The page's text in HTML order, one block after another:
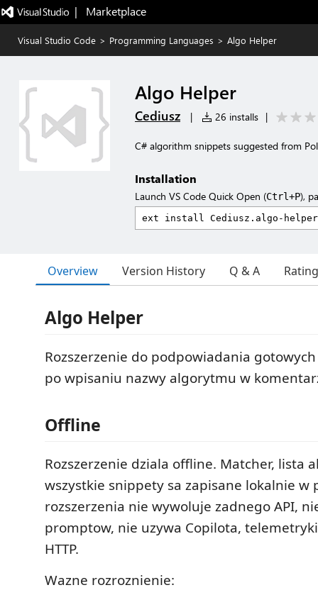
|   Marketplace
Visual Studio Code > Programming Languages > Algo Helper
Algo Helper
Cediusz | 26 installs |
C# algorithm snippets suggested from
Installation
Launch VS Code Quick Open (Ctrl+P),
Overview Version History Q & A
Algo Helper
Rozszerzenie do podpowiadania
po wpisaniu nazwy algorytmu w
Offline
Rozszerzenie dziala offline. Matcher, lista
wszystkie snippety sa zapisane lokalnie w
rozszerzenia nie wywoluje zadnego API,
promptow, nie uzywa Copilota,
HTTP.
Wazne rozroznienie: